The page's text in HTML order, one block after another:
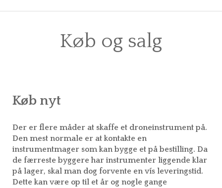
ARRANGEMENTER
PROJEKTER
LINKS
Køb og salg
Køb nyt
Der er flere måder at skaffe et droneinstrument på.
Den mest normale er at kontakte en
instrumentmager som kan bygge et på bestilling. Da
de færreste byggere har instrumenter liggende klar
på lager, skal man dog forvente en vís leveringstid.
Dette kan være op til et år og nogle gange